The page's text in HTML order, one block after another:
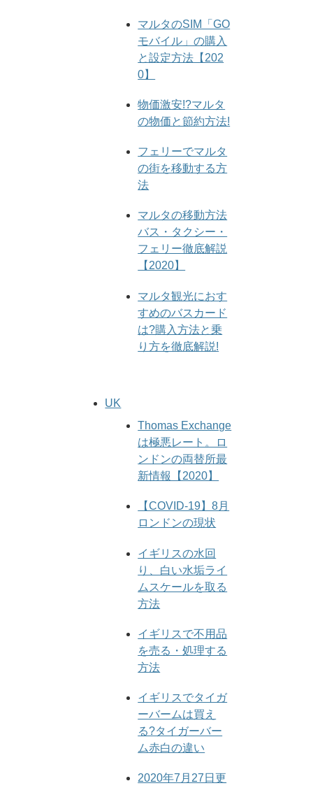
マルタのSIM「GO
モバイル」の購入
と設定方法【202
0】
物価激安!?マルタ
の物価と節約方法!
フェリーでマルタ
の街を移動する方
法
マルタの移動方法
バス・タクシー・
フェリー徹底解説
【2020】
マルタ観光におす
すめのバスカード
は?購入方法と乗
り方を徹底解説!
UK
Thomas Exchange
は極悪レート。ロ
ンドンの両替所最
新情報【2020】
【COVID-19】8月
ロンドンの現状
イギリスの水回
り、白い水垢ライ
ムスケールを取る
方法
イギリスで不用品
を売る・処理する
方法
イギリスでタイガ
ーバームは買え
る?タイガーバー
ム赤白の違い
2020年7月27日更